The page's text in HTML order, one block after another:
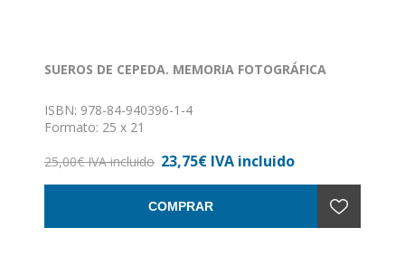
SUEROS DE CEPEDA. MEMORIA FOTOGRÁFICA
ISBN: 978-84-940396-1-4
Formato: 25 x 21
Encuadernación: Tapa dura
25,00€ IVA incluido 23,75€ IVA incluido
COMPRAR